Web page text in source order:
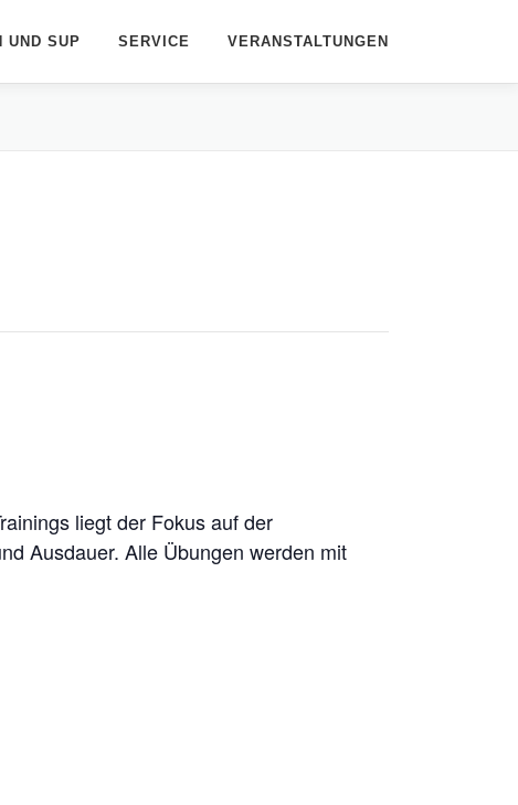
UND SUP SERVICE VERANSTALTUNGEN
liegt der Fokus auf der
Ausdauer. Alle Übungen werden mit